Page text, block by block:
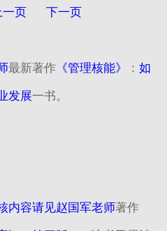
一页 下一页
最新著作《管理核能》 ： 如
发展一书。
内容请见赵国军老师著作